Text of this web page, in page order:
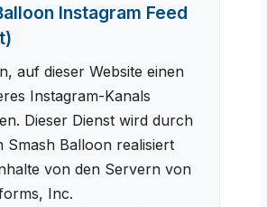
Instagram Feed
auf dieser Website einen
Instagram-Kanals
Dieser Dienst wird durch
Smash Balloon realisiert
von den Servern von
Inc.